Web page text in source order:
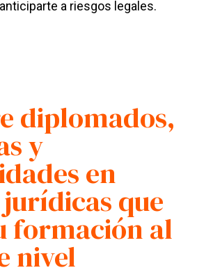
a riesgos legales.
diplomados,
y
en
que
formación al
nivel